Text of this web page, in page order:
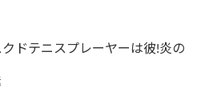
ドテニスプレーヤーは彼!炎の